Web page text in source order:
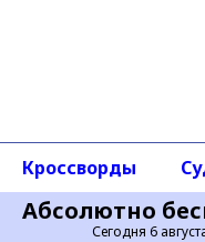
Абсолютно
Сегодня 6
Кроссворды